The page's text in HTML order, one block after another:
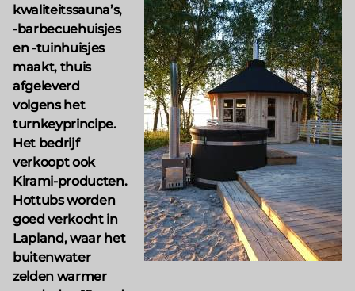
kwaliteitssauna’s,
-barbecuehuisjes
en -tuinhuisjes
maakt, thuis
afgeleverd
volgens het
turnkeyprincipe.
Het bedrijf
verkoopt ook
Kirami-producten.
Hottubs worden
goed verkocht in
Lapland, waar het
buitenwater
zelden warmer